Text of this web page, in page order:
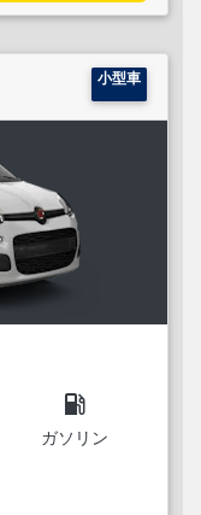
小型車
local_gas_station
ガソリン